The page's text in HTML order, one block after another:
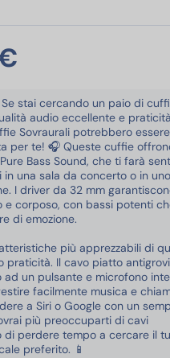
Se stai cercando un paio di
audio eccellente e
Sovraurali potrebbero
per te! 🎧 Queste cuffie
Bass Sound, che ti farà
in una sala da concerto o in
I driver da 32 mm
e corposo, con bassi potenti
di emozione.
più apprezzabili di
praticità. Il cavo piatto
ad un pulsante e microfono
facilmente musica e
a Siri o Google con un
più preoccuparti di cavi
di perdere tempo a cercare il
preferito. 📱